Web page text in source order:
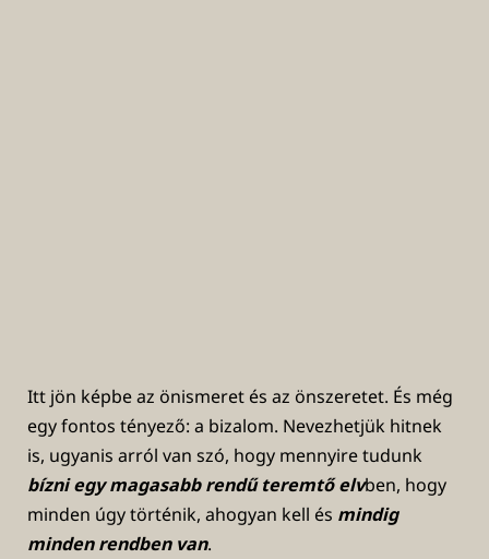
Itt jön képbe az önismeret és az önszeretet. És még
egy fontos tényező: a bizalom. Nevezhetjük hitnek
is, ugyanis arról van szó, hogy mennyire tudunk
bízni egy magasabb rendű teremtő elvben, hogy
minden úgy történik, ahogyan kell és mindig
minden rendben van.